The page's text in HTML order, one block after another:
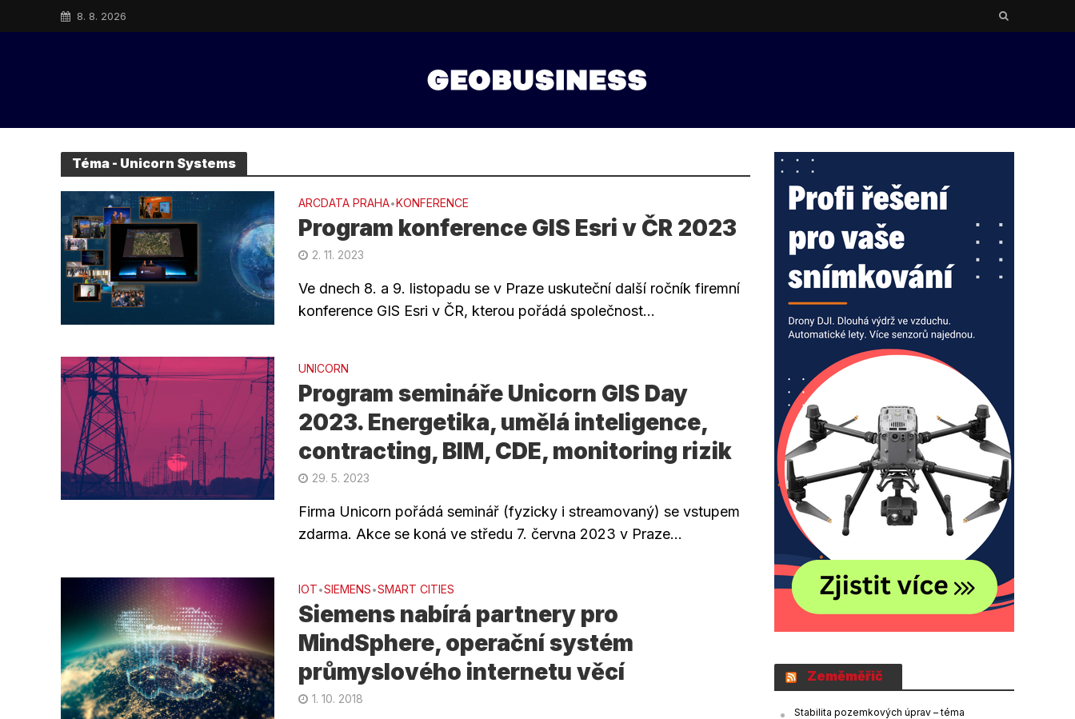
8. 8. 2026
Téma - Unicorn Systems
ARCDATA PRAHA•KONFERENCE
Program konference GIS Esri v ČR 2023
2. 11. 2023
Ve dnech 8. a 9. listopadu se v Praze uskuteční další ročník firemní
konference GIS Esri v ČR, kterou pořádá společnost...
UNICORN
Program semináře Unicorn GIS Day
2023. Energetika, umělá inteligence,
contracting, BIM, CDE, monitoring rizik
29. 5. 2023
Firma Unicorn pořádá seminář (fyzicky i streamovaný) se vstupem
zdarma. Akce se koná ve středu 7. června 2023 v Praze...
IOT•SIEMENS•SMART CITIES
Siemens nabírá partnery pro
MindSphere, operační systém
průmyslového internetu věcí
1. 10. 2018
Zeměměřič
Stabilita pozemkových úprav – téma